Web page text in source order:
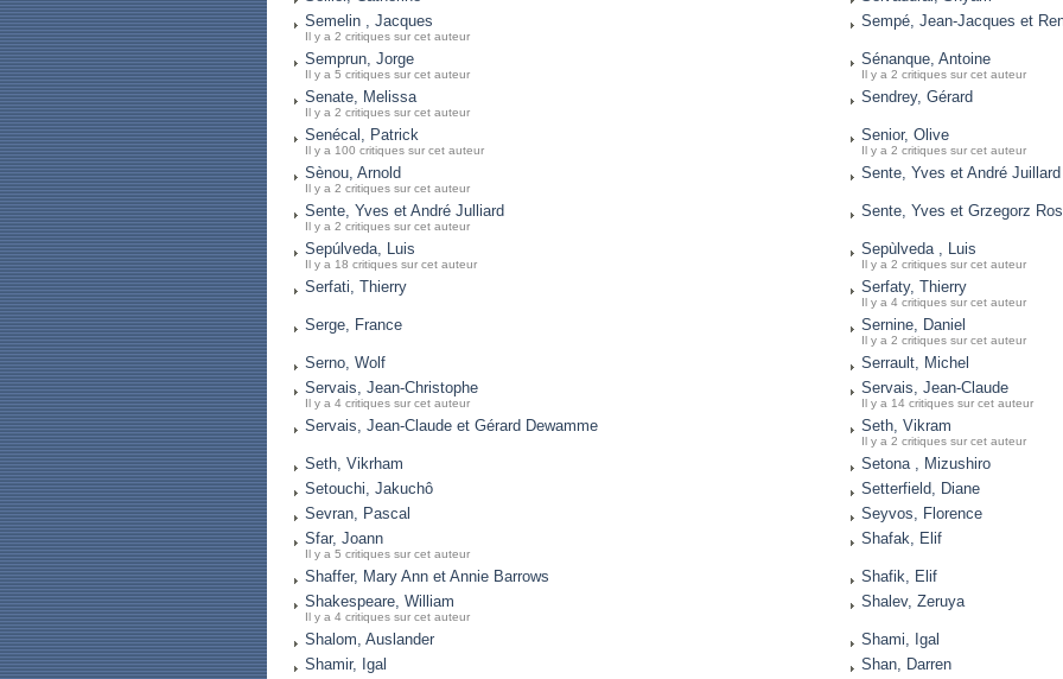
Semelin , Jacques
Il y a 2 critiques sur cet auteur
Sempé, Jean-Jacques et
Semprun, Jorge
Il y a 5 critiques sur cet auteur
Sénanque, Antoine
Il y a 2 critiques sur cet auteur
Senate, Melissa
Il y a 2 critiques sur cet auteur
Sendrey, Gérard
Senécal, Patrick
Il y a 100 critiques sur cet auteur
Senior, Olive
Il y a 2 critiques sur cet auteur
Sènou, Arnold
Il y a 2 critiques sur cet auteur
Sente, Yves et André Juillard
Sente, Yves et André Julliard
Il y a 2 critiques sur cet auteur
Sente, Yves et Grzegorz
Sepúlveda, Luis
Il y a 18 critiques sur cet auteur
Sepùlveda , Luis
Il y a 2 critiques sur cet auteur
Serfati, Thierry Serfaty, Thierry
Il y a 4 critiques sur cet auteur
Serge, France Sernine, Daniel
Il y a 2 critiques sur cet auteur
Serno, Wolf
Serrault, Michel
Servais, Jean-Christophe
Il y a 4 critiques sur cet auteur
Servais, Jean-Claude
Il y a 14 critiques sur cet auteur
Servais, Jean-Claude et Gérard Dewamme Seth, Vikram
Il y a 2 critiques sur cet auteur
Seth, Vikrham
Setona , Mizushiro
Setouchi, Jakuchô
Setterfield, Diane
Sevran, Pascal
Seyvos, Florence
Sfar, Joann
Il y a 5 critiques sur cet auteur
Shafak, Elif
Shaffer, Mary Ann et Annie Barrows
Shafik, Elif
Shakespeare, William
Il y a 4 critiques sur cet auteur
Shalev, Zeruya
Shalom, Auslander
Shami, Igal
Shamir, Igal
Shan, Darren